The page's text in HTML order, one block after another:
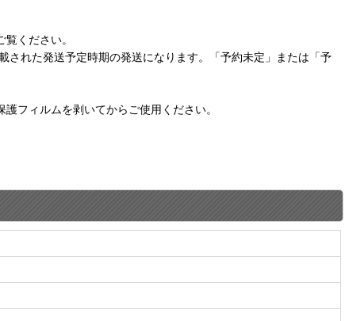
覧ください。
れた発送予定時期の発送になります。「予約未定」または「予
フィルムを剥いてからご使用ください。